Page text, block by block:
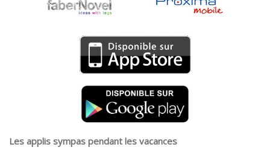
Les applis sympas pendant les vacances